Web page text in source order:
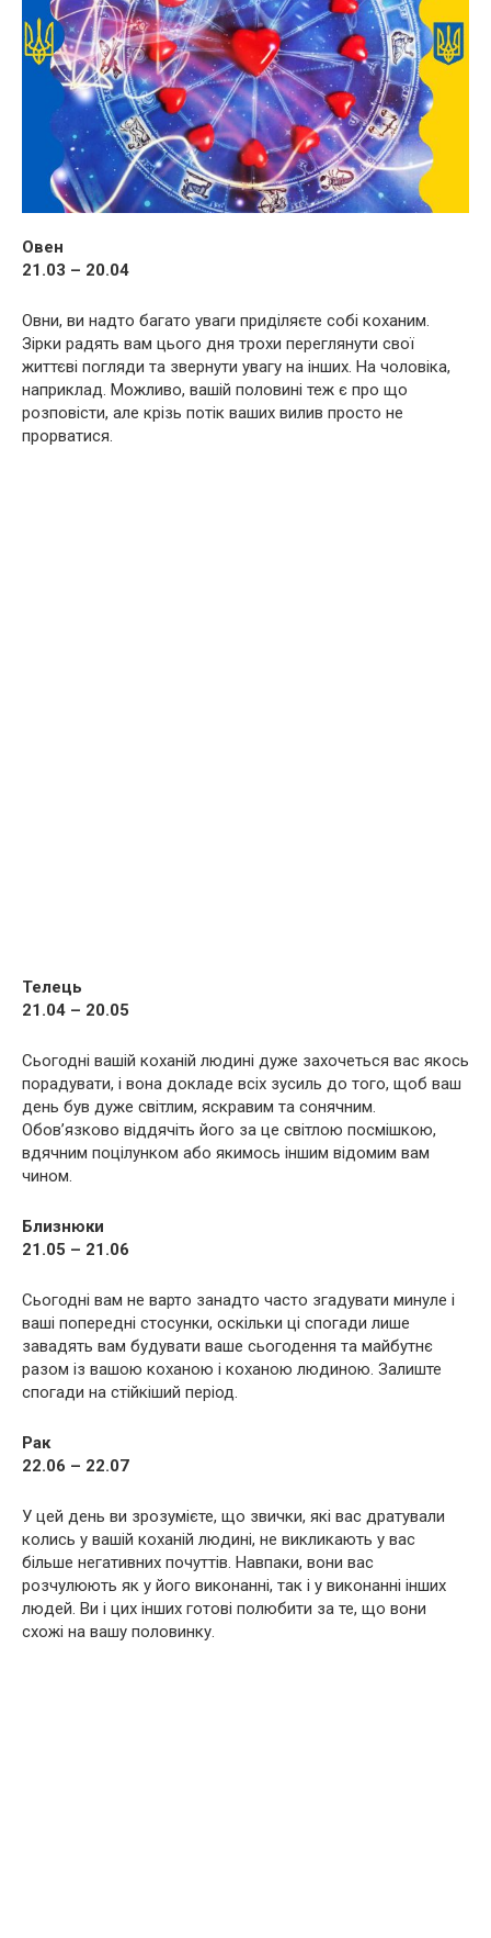
Овен
21.03 – 20.04
Овни, ви надто багато уваги приділяєте собі коханим.
Зірки радять вам цього дня трохи переглянути свої
життєві погляди та звернути увагу на інших. На чоловіка,
наприклад. Можливо, вашій половині теж є про що
розповісти, але крізь потік ваших вилив просто не
прорватися.
Телець
21.04 – 20.05
Сьогодні вашій коханій людині дуже захочеться вас якось
порадувати, і вона докладе всіх зусиль до того, щоб ваш
день був дуже світлим, яскравим та сонячним.
Обов’язково віддячіть його за це світлою посмішкою,
вдячним поцілунком або якимось іншим відомим вам
чином.
Близнюки
21.05 – 21.06
Сьогодні вам не варто занадто часто згадувати минуле і
ваші попередні стосунки, оскільки ці спогади лише
завадять вам будувати ваше сьогодення та майбутнє
разом із вашою коханою і коханою людиною. Залиште
спогади на стійкіший період.
Рак
22.06 – 22.07
У цей день ви зрозумієте, що звички, які вас дратували
колись у вашій коханій людині, не викликають у вас
більше негативних почуттів. Навпаки, вони вас
розчулюють як у його виконанні, так і у виконанні інших
людей. Ви і цих інших готові полюбити за те, що вони
схожі на вашу половинку.